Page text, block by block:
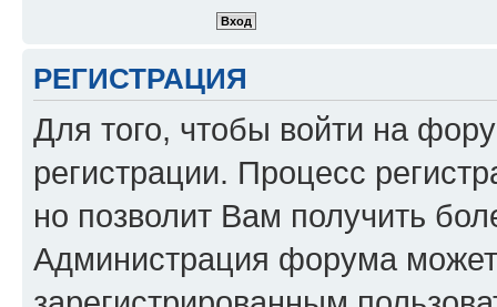
РЕГИСТРАЦИЯ
Для того, чтобы войти на
регистрации. Процесс
но позволит Вам получить
Администрация форума может